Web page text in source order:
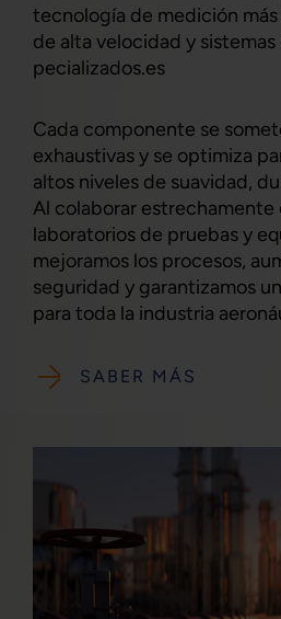
tecnología de medición
de alta velocidad y sistemas
pecializados.es
Cada componente se
exhaustivas y se optimiza
altos niveles de suavidad,
Al colaborar
laboratorios de pruebas y
mejoramos los procesos,
seguridad y garantizamos
para toda la industria
SABER MÁS